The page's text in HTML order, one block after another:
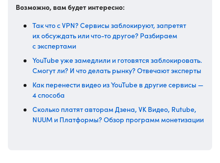
Возможно, вам будет интересно:
Так что с VPN? Сервисы заблокируют, запретят
их обсуждать или что-то другое? Разбираем
с экспертами
YouTube уже замедлили и готовятся заблокировать.
Смогут ли? И что делать рынку? Отвечают эксперты
Как перенести видео из YouTube в другие сервисы —
4 способа
Сколько платят авторам Дзена, VK Видео, ​​Rutube,
NUUM и Платформы? Обзор программ монетизации